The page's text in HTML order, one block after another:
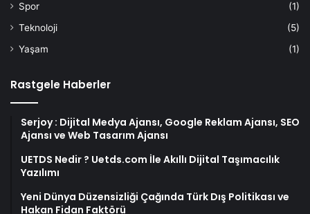
Spor
(1)
Teknoloji
(5)
Yaşam
(1)
Rastgele Haberler
Serjoy : Dijital Medya Ajansı, Google Reklam Ajansı, SEO
Ajansı ve Web Tasarım Ajansı
UETDS Nedir ? Uetds.com İle Akıllı Dijital Taşımacılık
Yazılımı
Yeni Dünya Düzensizliği Çağında Türk Dış Politikası ve
Hakan Fidan Faktörü